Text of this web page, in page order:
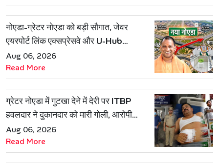
नोएडा-ग्रेटर नोएडा को बड़ी सौगात, जेवर
एयरपोर्ट लिंक एक्सप्रेसवे और U-Hub
प्रोजेक्ट को मिली मंजूरी
Aug 06, 2026
Read More
ग्रेटर नोएडा में गुटखा देने में देरी पर ITBP
हवलदार ने दुकानदार को मारी गोली, आरोपी
गिरफ्तार
Aug 06, 2026
Read More